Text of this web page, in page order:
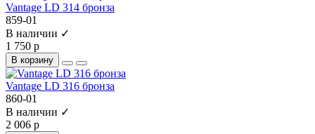
Vantage LD 314 бронза
859-01
В наличии ✓
1 750 р
В корзину
Vantage LD 316 бронза
860-01
В наличии ✓
2 006 р